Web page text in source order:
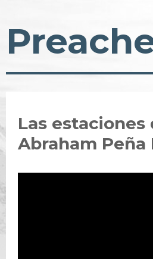
Las estaciones
Abraham Peña